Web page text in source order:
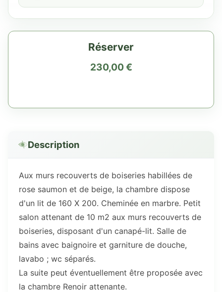
Réserver
230,00€
Description
Aux murs recouverts de boiseries habillées de
rose saumon et de beige, la chambre dispose
d'un lit de 160 X 200. Cheminée en marbre. Petit
salon attenant de 10 m2 aux murs recouverts de
boiseries, disposant d'un canapé-lit. Salle de
bains avec baignoire et garniture de douche,
lavabo ; wc séparés.
La suite peut éventuellement être proposée avec
la chambre Renoir attenante.